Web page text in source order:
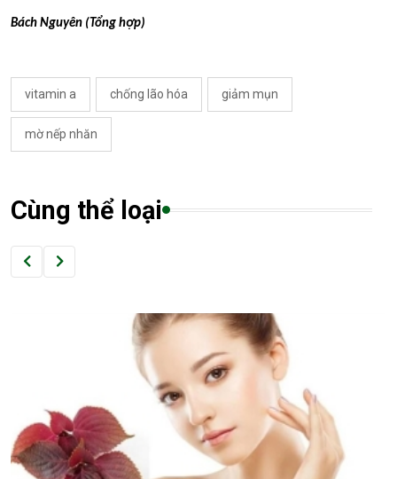
Bách Nguyên (Tổng hợp)
vitamin a chống lão hóa giảm mụn
mờ nếp nhăn
Cùng thể loại